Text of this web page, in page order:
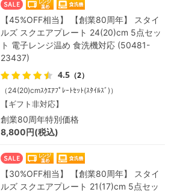
【45%OFF相当】 【創業80周年】 スタイ
ルズ スクエアプレート 24(20)cm 5点セッ
ト 電子レンジ温め 食洗機対応 (50481-
23437)
4.5 （2）
（24(20)cmｽｸｴｱﾌﾟﾚｰﾄｾｯﾄ(ｽﾀｲﾙｽﾞ)）
【ギフト非対応】
創業80周年特別価格
8,800円(税込)
【30%OFF相当】 【創業80周年】 スタイ
ルズ スクエアプレート 21(17)cm 5点セッ